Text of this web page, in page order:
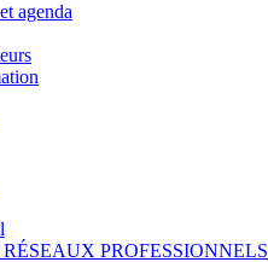
agenda
PROFESSIONNELS